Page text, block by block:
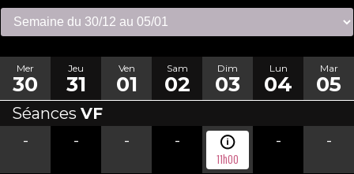
Mer
30
Jeu
31
Ven
01
Sam
02
Dim
03
Lun
04
Mar
05
Séances VF
-
- - -
11h00
- -